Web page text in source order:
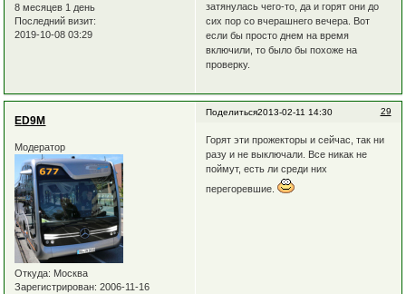
8 месяцев 1 день
Последний визит:
2019-10-08 03:29
затянулась чего-то, да и горят они до
сих пор со вчерашнего вечера. Вот
если бы просто днем на время
включили, то было бы похоже на
проверку.
Поделиться 29
2013-02-11 14:30
ED9M
Модератор
Откуда: Москва
Зарегистрирован: 2006-11-16
Горят эти прожекторы и сейчас, так ни
разу и не выключали. Все никак не
поймут, есть ли среди них
перегоревшие.